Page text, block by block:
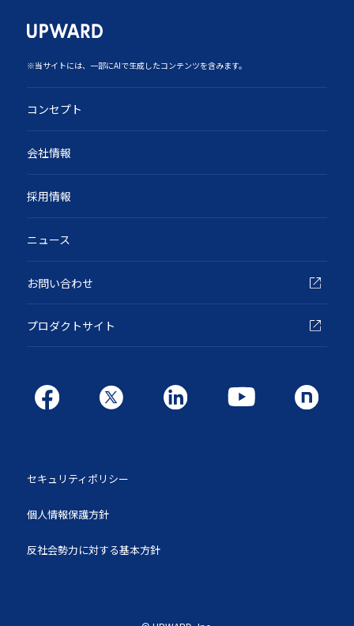
‍※当サイトには、一部にAIで生成したコンテンツを含みます。
コンセプト
会社情報
採用情報
ニュース
お問い合わせ
プロダクトサイト
セキュリティポリシー
個人情報保護方針
反社会勢力に対する基本方針